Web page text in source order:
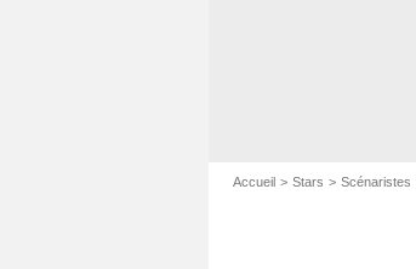
Accueil Stars Scénaristes